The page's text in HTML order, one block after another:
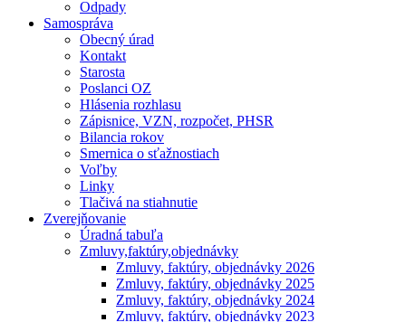
Odpady
Samospráva
Obecný úrad
Kontakt
Starosta
Poslanci OZ
Hlásenia rozhlasu
Zápisnice, VZN, rozpočet, PHSR
Bilancia rokov
Smernica o sťažnostiach
Voľby
Linky
Tlačivá na stiahnutie
Zverejňovanie
Úradná tabuľa
Zmluvy,faktúry,objednávky
Zmluvy, faktúry, objednávky 2026
Zmluvy, faktúry, objednávky 2025
Zmluvy, faktúry, objednávky 2024
Zmluvy, faktúry, objednávky 2023